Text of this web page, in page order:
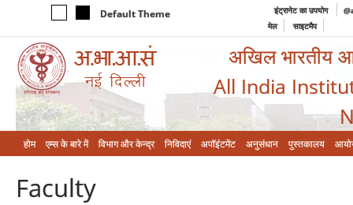
Default Theme इंट्रानेट का उपयोग
मेल
साइटमैप
अखिल भारतीय
All India
होम एम्‍स के बारे में विभाग और केन्‍द्र निविदाएं अपॉइंटमेंट अनुसंधान पुस्तकालय
Faculty